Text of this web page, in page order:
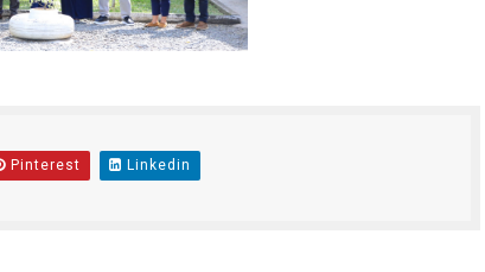
Pinterest Linkedin